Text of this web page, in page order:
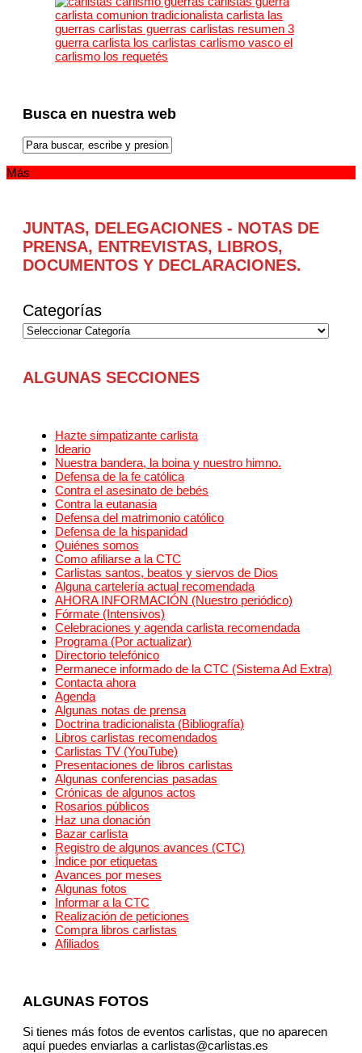
Busca en nuestra web
Más
JUNTAS, DELEGACIONES - NOTAS DE
PRENSA, ENTREVISTAS, LIBROS,
DOCUMENTOS Y DECLARACIONES.
Categorías
ALGUNAS SECCIONES
Hazte simpatizante carlista
Ideario
Nuestra bandera, la boina y nuestro himno.
Defensa de la fe católica
Contra el asesinato de bebés
Contra la eutanasia
Defensa del matrimonio católico
Defensa de la hispanidad
Quiénes somos
Como afiliarse a la CTC
Carlistas santos, beatos y siervos de Dios
Alguna cartelería actual recomendada
AHORA INFORMACIÓN (Nuestro periódico)
Fórmate (Intensivos)
Celebraciones y agenda carlista recomendada
Programa (Por actualizar)
Directorio telefónico
Permanece informado de la CTC (Sistema Ad Extra)
Contacta ahora
Agenda
Algunas notas de prensa
Doctrina tradicionalista (Bibliografía)
Libros carlistas recomendados
Carlistas TV (YouTube)
Presentaciones de libros carlistas
Algunas conferencias pasadas
Crónicas de algunos actos
Rosarios públicos
Haz una donación
Bazar carlista
Registro de algunos avances (CTC)
Índice por etiquetas
Avances por meses
Algunas fotos
Informar a la CTC
Realización de peticiones
Compra libros carlistas
Afiliados
ALGUNAS FOTOS
Si tienes más fotos de eventos carlistas, que no aparecen
aquí puedes enviarlas a carlistas@carlistas.es